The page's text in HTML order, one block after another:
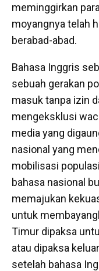
meminggirkan
moyangnya telah
berabad-abad.
Bahasa Inggris
sebuah gerakan
masuk tanpa izin
mengeksklusi
media yang
nasional yang
mobilisasi
bahasa nasional
memajukan
untuk
Timur dipaksa
atau dipaksa
setelah bahasa